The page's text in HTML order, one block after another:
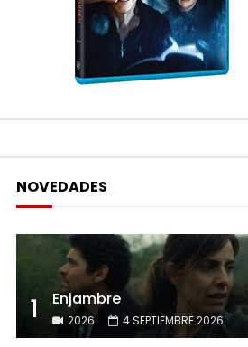
NOVEDADES
1 Enjambre
2026 4 SEPTIEMBRE 2026